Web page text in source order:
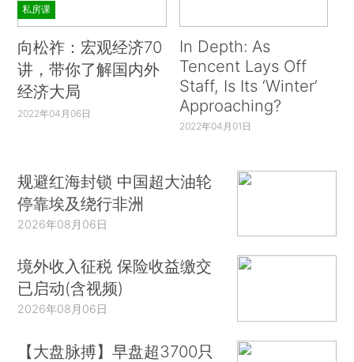
私房课
向松祚：宏观经济70
讲，带你了解国内外
经济大局
2022年04月06日
In Depth: As
Tencent Lays Off
Staff, Is Its ‘Winter’
Approaching?
2022年04月01日
规避红海封锁 中国超大油轮
停靠埃及绕行非洲
2026年08月06日
境外收入征税 保险收益缴交
已启动(含视频)
2026年08月06日
【大盘脉搏】早盘超3700只